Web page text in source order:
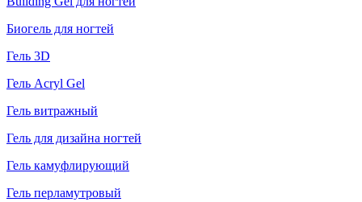
Биогель для ногтей
Гель 3D
Гель Acryl Gel
Гель витражный
Гель для дизайна ногтей
Гель камуфлирующий
Гель перламутровый